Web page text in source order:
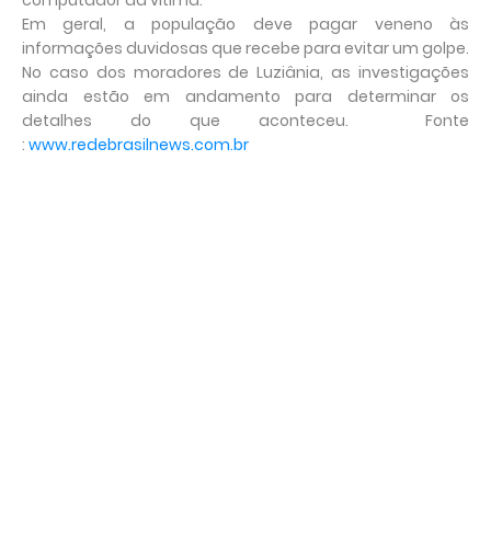
Em geral, a população deve pagar veneno às
informações duvidosas que recebe para evitar um golpe.
No caso dos moradores de Luziânia, as investigações
ainda estão em andamento para determinar os
detalhes do que aconteceu. Fonte
: www.redebrasilnews.com.br